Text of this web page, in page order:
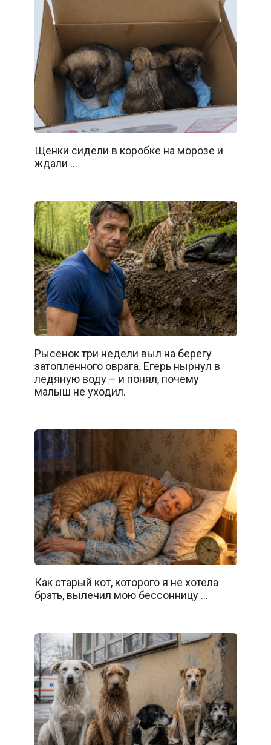
Щенки сидели в коробке на морозе и
ждали …
Рысенок три недели выл на берегу
затопленного оврага. Егерь нырнул в
ледяную воду – и понял, почему
малыш не уходил.
Как старый кот, которого я не хотела
брать, вылечил мою бессонницу …